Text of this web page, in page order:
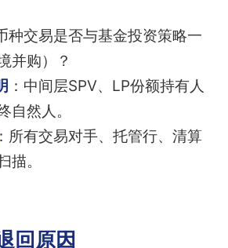
种交易是否与基金投资策略一
并购）？
：中间层SPV、LP份额持有人
自然人。
：所有交易对手、托管行、清算
描。
回原因